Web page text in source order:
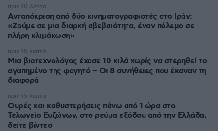
Ανταπόκριση από δύο κινηματογραφιστές στο Ιράν:
«Ζούμε σε μια διαρκή αβεβαιότητα, έναν πόλεμο σε
πλήρη κλιμάκωση»
πριν 10 λεπτά
Μια βιοτεχνολόγος έχασε 10 κιλά χωρίς να στερηθεί το
αγαπημένο της φαγητό – Οι 8 συνήθειες που έκαναν τη
διαφορά
πριν 15 λεπτά
Ουρές και καθυστερήσεις πάνω από 1 ώρα στο
Τελωνείο Ευζώνων, στο ρεύμα εξόδου από την Ελλάδα,
δείτε βίντεο
πριν 15 λεπτά